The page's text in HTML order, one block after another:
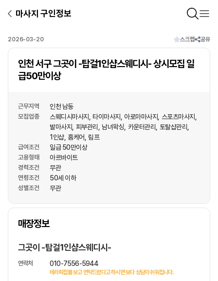
마사지 구인정보
2026-03-20 스크랩 공유
인천 서구 그곳이 -탑걸1인샵스웨디시- 상시모집 일
급50만이상
근무지역 인천 남동
모집업종 스웨디시마사지 타이마사지 아로마마사지
스포츠마사지
발마사지
피부관리 남녀왁싱 카운터관리
토탈샵관리
1인샵 홈케어 림프
급여조건 일급 50만이상
고용형태 아르바이트
경력조건 무관
연령조건 50세 이하
성별조건 무관
매장정보
상호명
그곳이 -탑걸1인샵스웨디시-
연락처 010-7556-5944
테라피잡를 보고 연락드렸다고 하시면 보다 상담이 쉬워집니다.